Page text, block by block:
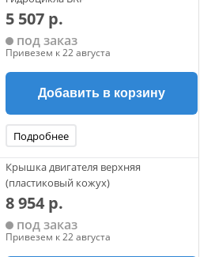
5 507 р.
под заказ
Привезем к 22 августа
Добавить в корзину
Подробнее
Крышка двигателя верхняя
(пластиковый кожух)
8 954 р.
под заказ
Привезем к 22 августа